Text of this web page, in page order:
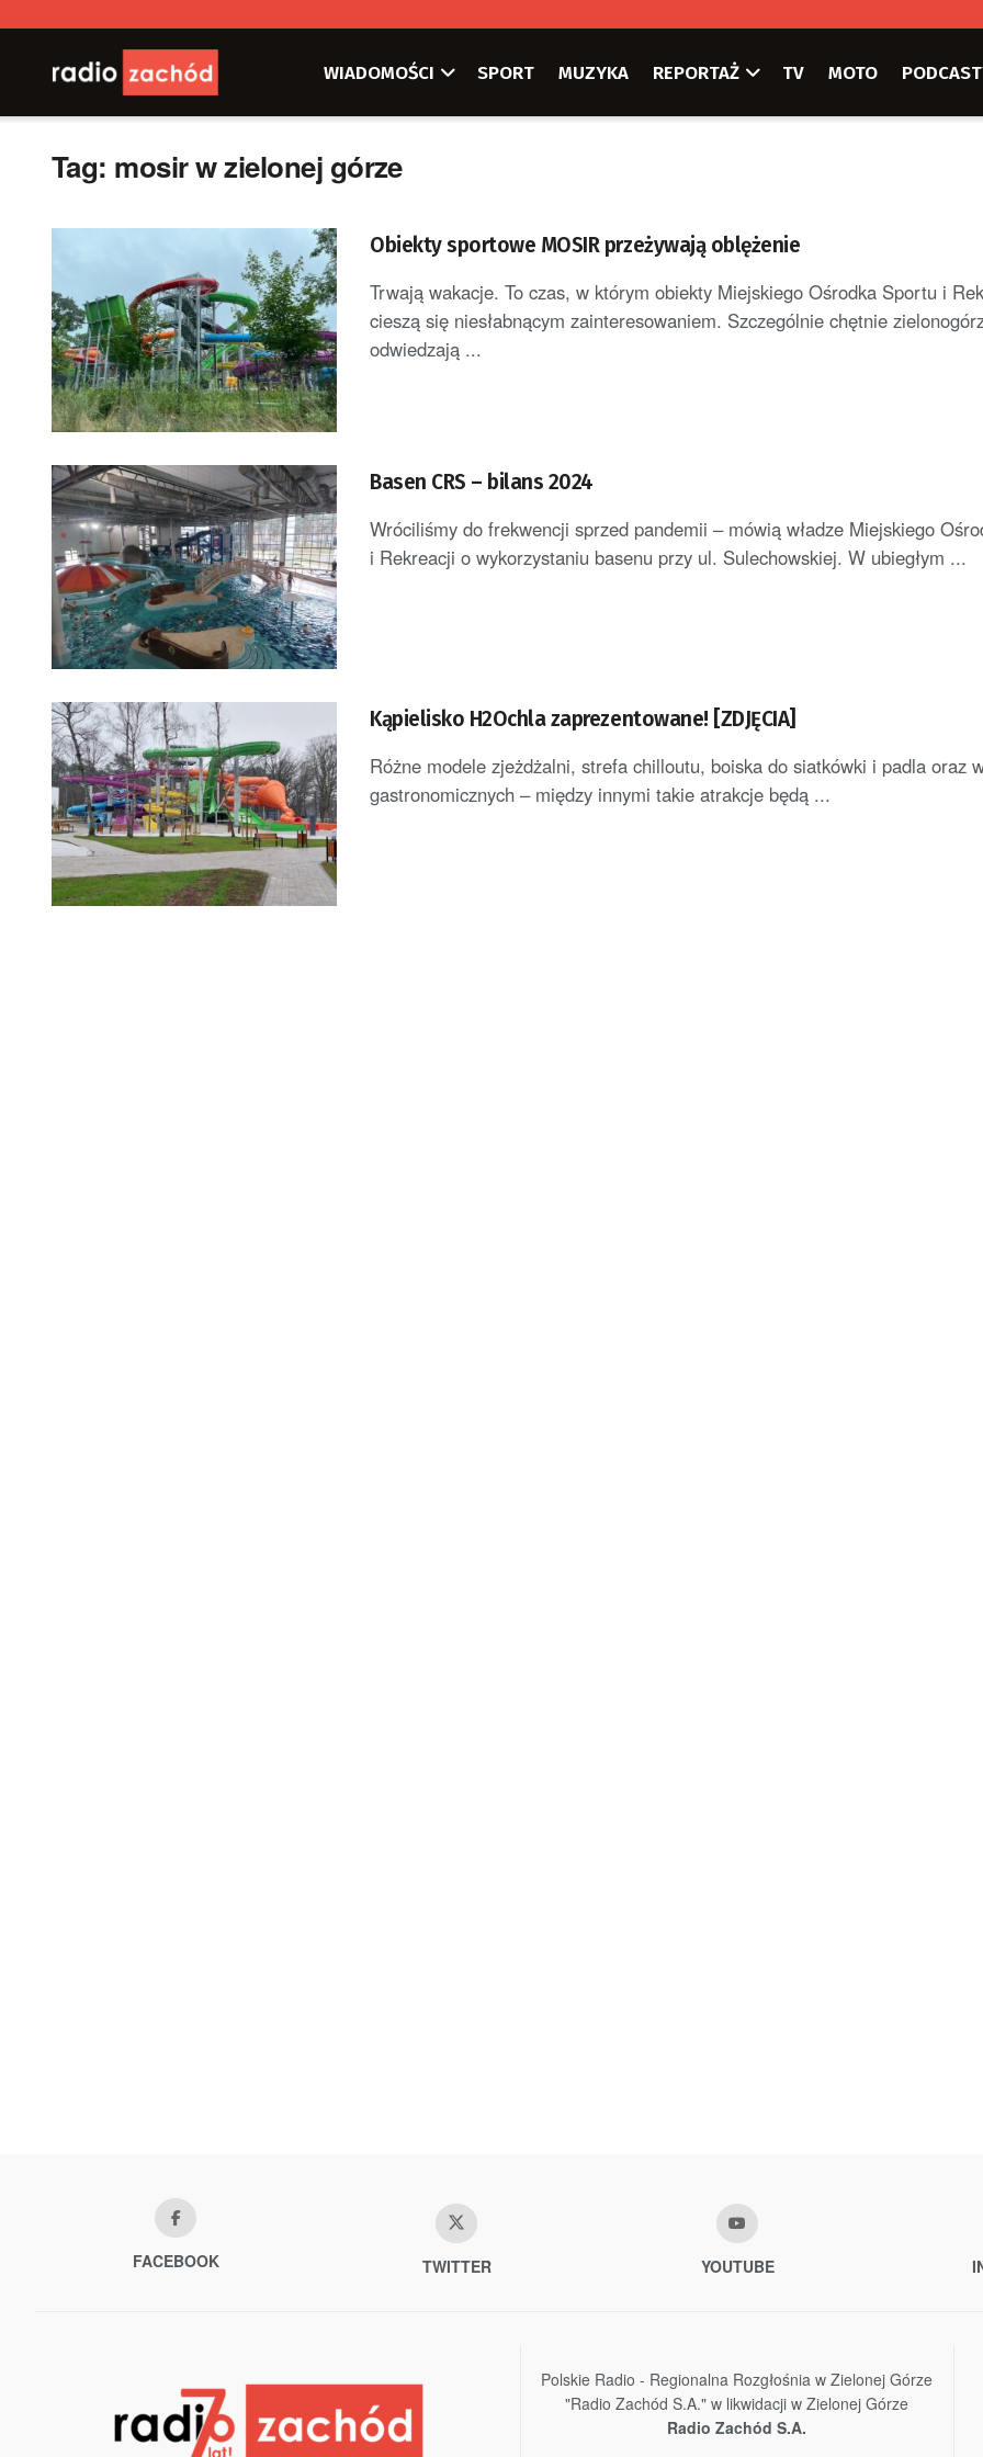
WIADOMOŚCI SPORT MUZYKA REPORTAŻ TV MOTO
Tag: mosir w zielonej górze
Obiekty sportowe MOSIR przeżywają oblężenie
Trwają wakacje. To czas, w którym obiekty Miejskiego Ośrodka Sportu i
cieszą się niesłabnącym zainteresowaniem. Szczególnie chętnie
odwiedzają ...
Basen CRS – bilans 2024
Wróciliśmy do frekwencji sprzed pandemii – mówią władze Miejskiego
i Rekreacji o wykorzystaniu basenu przy ul. Sulechowskiej. W ubiegłym ...
Kąpielisko H2Ochla zaprezentowane! [ZDJĘCIA]
Różne modele zjeżdżalni, strefa chilloutu, boiska do siatkówki i padla oraz
gastronomicznych – między innymi takie atrakcje będą ...
FACEBOOK TWITTER YOUTUBE
Polskie Radio - Regionalna Rozgłośnia w Zielonej Górze
"Radio Zachód S.A." w likwidacji w Zielonej Górze
Radio Zachód S.A.